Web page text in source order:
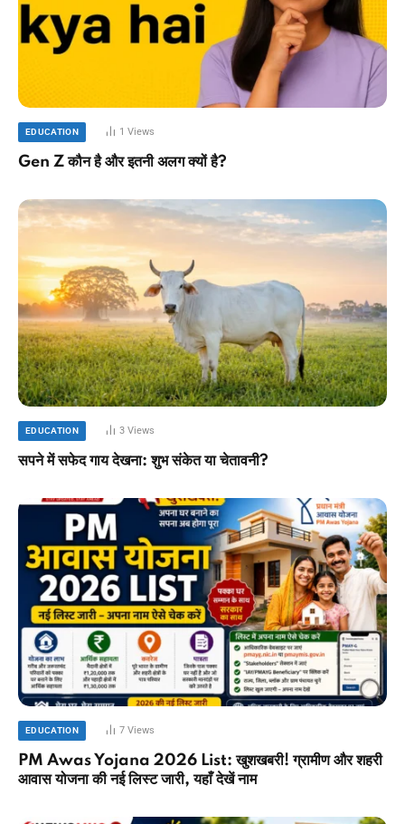
EDUCATION 1Views
Gen Z कौन है और इतनी अलग क्यों है?
EDUCATION 3Views
सपने में सफेद गाय देखना: शुभ संकेत या चेतावनी?
EDUCATION 7Views
PM Awas Yojana 2026 List: खुशखबरी! ग्रामीण और शहरी
आवास योजना की नई लिस्ट जारी, यहाँ देखें नाम